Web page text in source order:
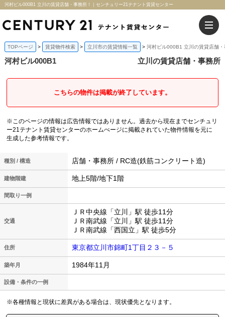
河村ビル000B1 立川の賃貸店舗・事務所！｜センチュリー21テナント賃貸センター
TOPページ 賃貸物件検索 立川市の賃貸情報一覧 河村ビル000B1 立川の賃貸店舗・
河村ビル000B1 立川の賃貸店舗・事務所
こちらの物件は掲載が終了しています。
※このページの情報は広告情報ではありません。過去から現在までセンチュリ
ー21テナント賃貸センターのホームぺージに掲載されていた物件情報を元に
生成した参考情報です。
種別 / 構造 店舗・事務所 / RC造(鉄筋コンクリート造)
建物階建 地上5階/地下1階
間取り一例
交通
ＪＲ中央線「立川」駅 徒歩11分
ＪＲ南武線「立川」駅 徒歩11分
ＪＲ南武線「西国立」駅 徒歩5分
住所 東京都立川市錦町1丁目２３－５
築年月 1984年11月
設備・条件の一例
※各種情報と現状に差異がある場合は、現状優先となります。